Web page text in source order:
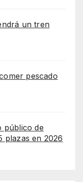
un tren
pescado
público de
plazas en 2026